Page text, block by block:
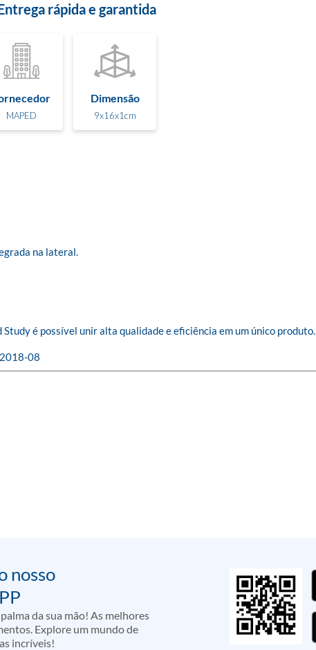
rápida e garantida
MAPED
Dimensão
9x16x1cm
na lateral.
é possível unir alta qualidade e eficiência em um único produto.
08
nosso
da sua mão! As melhores
Explore um mundo de
incríveis!